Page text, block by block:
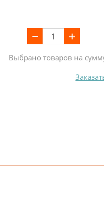
Выбрано товаров на